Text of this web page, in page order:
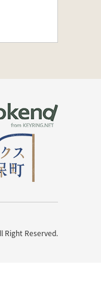
Right Reserved.